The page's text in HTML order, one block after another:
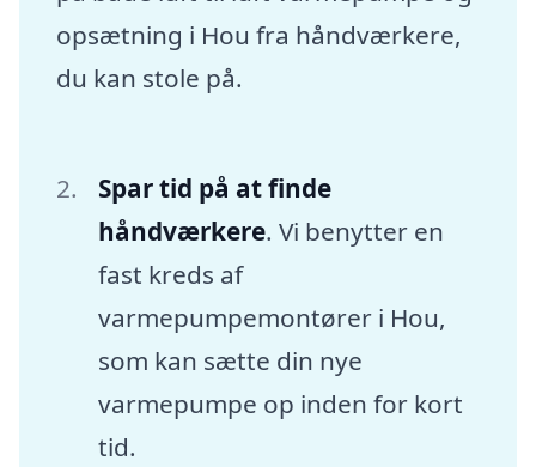
opsætning i Hou fra håndværkere,
du kan stole på.
Spar tid på at finde
håndværkere. Vi benytter en
fast kreds af
varmepumpemontører i Hou,
som kan sætte din nye
varmepumpe op inden for kort
tid.